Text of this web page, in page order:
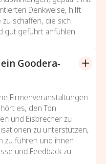
Denkweise, hilft
schaffen, die sich
gut geführt anfühlen.
Goodera-
Firmenveranstaltungen
es, den Ton
und Eisbrecher zu
zu unterstützen,
zu führen und ihnen
und Feedback zu